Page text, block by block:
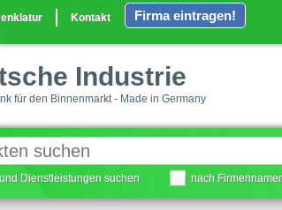
Kontakt Firma eintragen!
Industrie
für den Binnenmarkt - Made in Germany
Dienstleistungen suchen nach